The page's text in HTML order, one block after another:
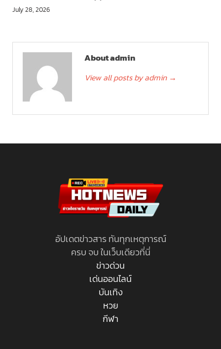
July 28, 2026
About admin
View all posts by admin →
อัปเดตข่าวสาร ทันทุกเหตุการณ์
ครบ จบ ในเว็บเดียวที่นี่
ข่าวด่วน
เด่นออนไลน์
บันเทิง
หวย
กีฬา